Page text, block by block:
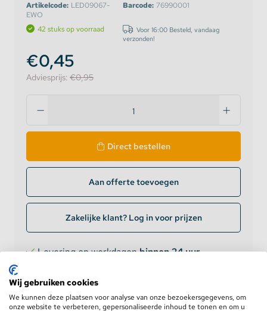
Artikelcode: LED09067-
EWO
Barcode: 76990001
42 stuks op voorraad
Voor 16:00 Besteld, vandaag
verzonden!
€0,45
Adviesprijs: €0,95
Direct bestellen
Aan offerte toevoegen
Zakelijke klant? Log in voor prijzen
Levering op werkdagenbinnen 24 uur
Retourneren binnen
5 jaargarantie
Wij gebruiken cookies
We kunnen deze plaatsen voor analyse van onze bezoekersgegevens, om
onze website te verbeteren, gepersonaliseerde inhoud te tonen en om u